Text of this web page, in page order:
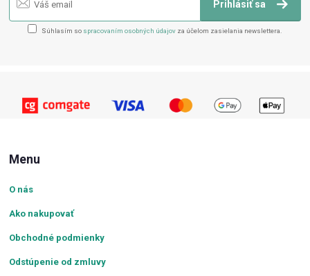
Prihlásiť sa
Súhlasím so spracovaním osobných údajov za účelom zasielania newslettera.
Menu
O nás
Ako nakupovať
Obchodné podmienky
Odstúpenie od zmluvy